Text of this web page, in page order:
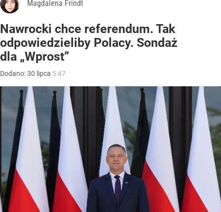
Magdalena Frindt
Nawrocki chce referendum. Tak
odpowiedzieliby Polacy. Sondaż
dla „Wprost”
Dodano:30 lipca 5:47